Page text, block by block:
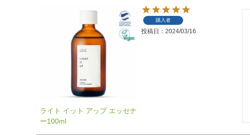
ライト イット アップ エッセナ
ー100ml
購入者
投稿日 2024/03/16